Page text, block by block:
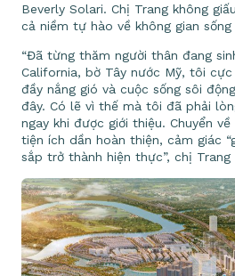
Beverly Solari. Chị Trang không
cả niềm tự hào về không gian
“Đã từng thăm người thân đang
California, bờ Tây nước Mỹ, tôi
đầy nắng gió và cuộc sống sôi
đây. Có lẽ vì thế mà tôi đã phải
ngay khi được giới thiệu. Chuyển
tiện ích dần hoàn thiện, cảm giác
sắp trở thành hiện thực”, chị Trang